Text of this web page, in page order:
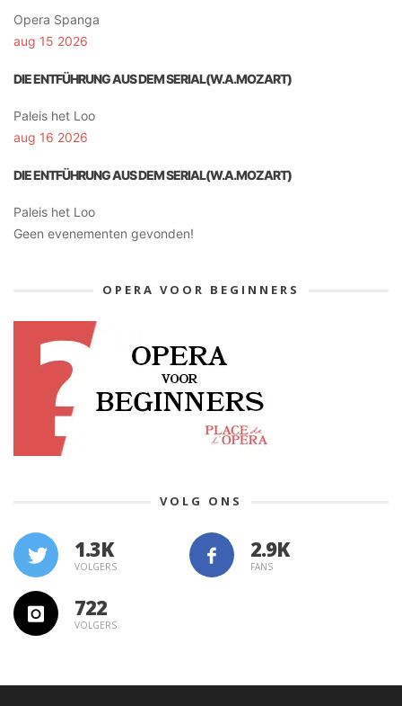
Opera Spanga
aug 15 2026
DIE ENTFÜHRUNG AUS DEM SERIAL(W.A.MOZART)
Paleis het Loo
aug 16 2026
DIE ENTFÜHRUNG AUS DEM SERIAL(W.A.MOZART)
Paleis het Loo
Geen evenementen gevonden!
OPERA VOOR BEGINNERS
VOLG ONS
1.3K
VOLGERS FANS
722
VOLGERS